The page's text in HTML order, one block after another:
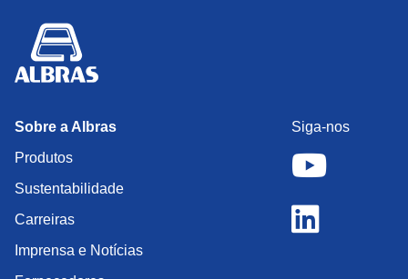
Sobre a Albras
Produtos
Sustentabilidade
Carreiras
Imprensa e Notícias
Siga-nos